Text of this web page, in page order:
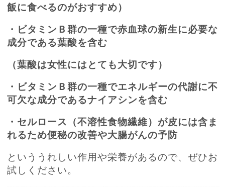
飯に食べるのがおすすめ）
・ビタミンＢ群の一種で赤血球の新生に必要な
成分である葉酸を含む
（葉酸は女性にはとても大切です）
・ビタミンＢ群の一種でエネルギーの代謝に不
可欠な成分であるナイアシンを含む
・セルロース（不溶性食物繊維）が皮には含ま
れるため便秘の改善や大腸がんの予防
といううれしい作用や栄養があるので、ぜひお
試しください。